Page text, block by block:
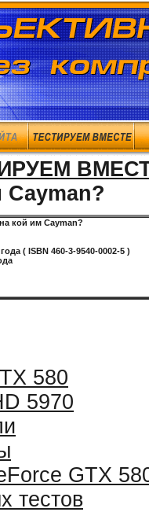
Cayman?
кой им Cayman?
( ISBN 460-3-9540-0002-5 )
580
5970
GTX
тестов